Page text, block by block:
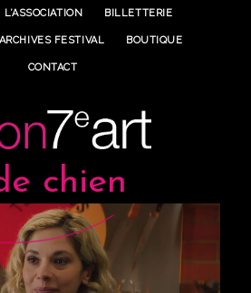
L’ASSOCIATION BILLETTERIE
ARCHIVES FESTIVAL BOUTIQUE
CONTACT
chien